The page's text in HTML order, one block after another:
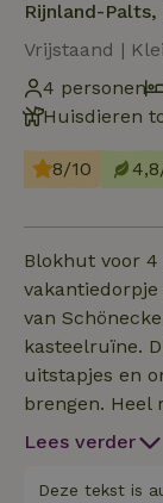
Rijnland-
Vrijstaand |
4 personen
Huisdieren
8/10
Blokhut voor
van
kasteelruïne.
uitstapjes en
brengen. Heel
een privéweg,
de
Lees verder
Deze tekst is